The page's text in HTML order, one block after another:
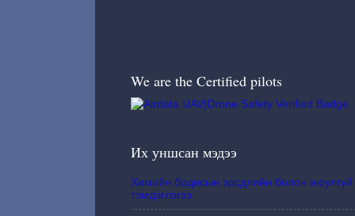
We are the Certified pilots
Их уншсан мэдээ
Химийн бодисын эрсдлийн болон
тэмдэглэгээ